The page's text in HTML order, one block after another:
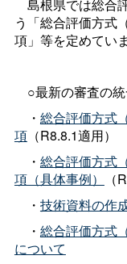
島根県では総合
う「総合評価方式
項」等を定めていま
○最新の審査の統
・ 総合評価方式
項（R8.8.1適用）
・ 総合評価方式
項（具体事例）
（
・ 技術資料の作
・ 総合評価方式
について